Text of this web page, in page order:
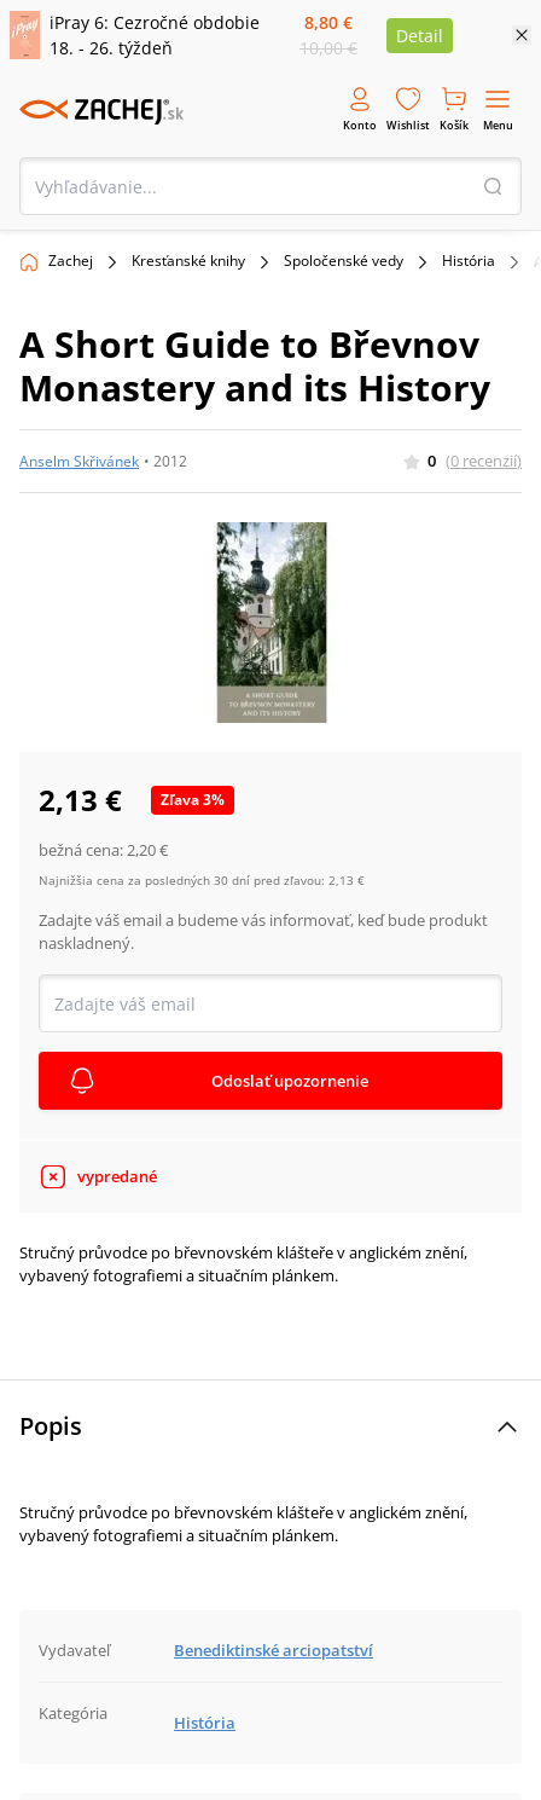
iPray 6: Cezročné obdobie
18. - 26. týždeň
8,80 €
10,00 €
Detail
Konto Wishlist Košík Menu
Zachej Kresťanské knihy Spoločenské vedy História
A Short Guide to Břevnov
Monastery and its History
Anselm Skřivánek • 2012 0 (0 recenzií)
2,13 € Zľava3%
bežná cena:2,20 €
Najnižšia cena za posledných 30 dní pred zľavou: 2,13 €
Zadajte váš email a budeme vás informovať, keď bude produkt
naskladnený.
Odoslať upozornenie
vypredané
Stručný průvodce po břevnovském klášteře v anglickém znění,
vybavený fotografiemi a situačním plánkem.
Popis
Stručný průvodce po břevnovském klášteře v anglickém znění,
vybavený fotografiemi a situačním plánkem.
Vydavateľ Benediktinské arciopatství
Kategória História